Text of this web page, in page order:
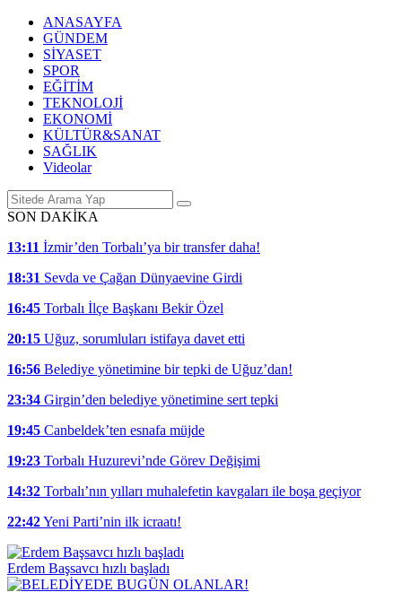
ANASAYFA
GÜNDEM
SİYASET
SPOR
EĞİTİM
TEKNOLOJİ
EKONOMİ
KÜLTÜR&SANAT
SAĞLIK
Videolar
SON DAKİKA
13:11 İzmir’den Torbalı’ya bir transfer daha!
18:31 Sevda ve Çağan Dünyaevine Girdi
16:45 Torbalı İlçe Başkanı Bekir Özel
20:15 Uğuz, sorumluları istifaya davet etti
16:56 Belediye yönetimine bir tepki de Uğuz’dan!
23:34 Girgin’den belediye yönetimine sert tepki
19:45 Canbeldek’ten esnafa müjde
19:23 Torbalı Huzurevi’nde Görev Değişimi
14:32 Torbalı’nın yılları muhalefetin kavgaları ile boşa geçiyor
22:42Yeni Parti’nin ilk icraatı!
Erdem Başsavcı hızlı başladı